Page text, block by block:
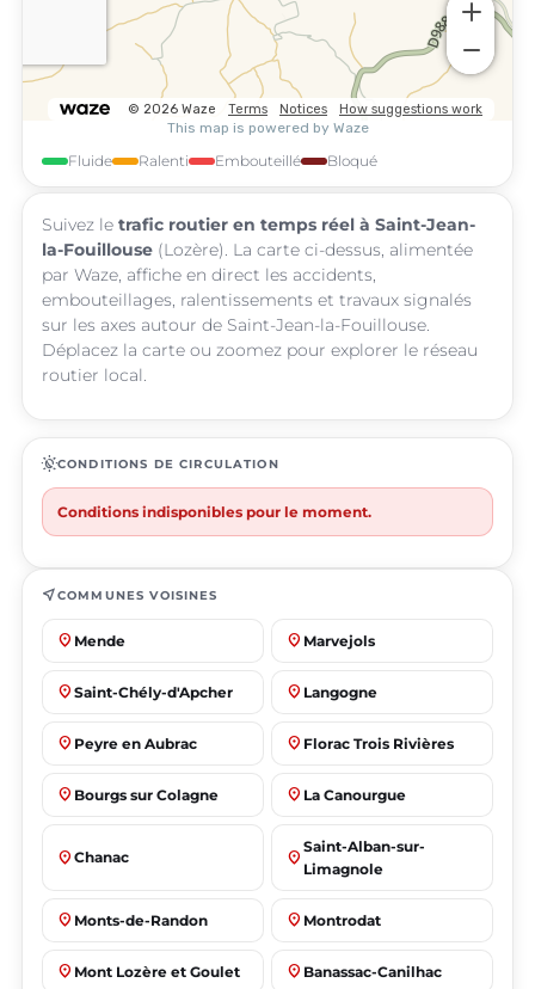
Fluide Ralenti Embouteillé Bloqué
Suivez le trafic routier en temps réel à Saint-Jean-
la-Fouillouse (Lozère). La carte ci-dessus, alimentée
par Waze, affiche en direct les accidents,
embouteillages, ralentissements et travaux signalés
sur les axes autour de Saint-Jean-la-Fouillouse.
Déplacez la carte ou zoomez pour explorer le réseau
routier local.
routineCONDITIONS DE CIRCULATION
Conditions indisponibles pour le moment.
near_meCOMMUNES VOISINES
place Mende place Marvejols
place Saint-Chély-d'Apcher place Langogne
place Peyre en Aubrac place Florac Trois Rivières
place Bourgs sur Colagne place La Canourgue
place Chanac place
Saint-Alban-sur-
Limagnole
place Monts-de-Randon place Montrodat
place Mont Lozère et Goulet place Banassac-Canilhac